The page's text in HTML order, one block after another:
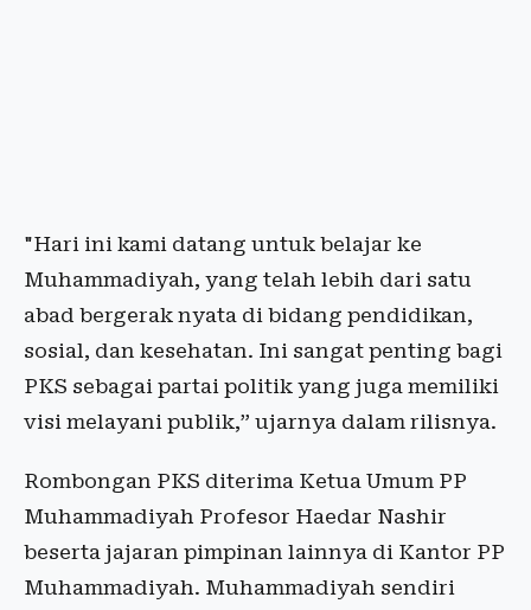
"Hari ini kami datang untuk belajar ke
Muhammadiyah, yang telah lebih dari satu
abad bergerak nyata di bidang pendidikan,
sosial, dan kesehatan. Ini sangat penting bagi
PKS sebagai partai politik yang juga memiliki
visi melayani publik,” ujarnya dalam rilisnya.
Rombongan PKS diterima Ketua Umum PP
Muhammadiyah Profesor Haedar Nashir
beserta jajaran pimpinan lainnya di Kantor PP
Muhammadiyah. Muhammadiyah sendiri